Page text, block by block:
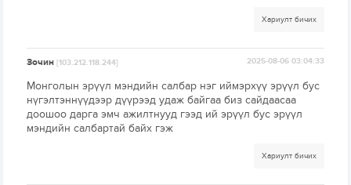
Хариулт бичих
Зочин[103.212.118.244] 2025-08-06 03:04:33
Монголын эрүүл мэндийн салбар нэг иймэрхүү эрүүл бус
нүгэлтэннүүдээр дүүрээд удаж байгаа биз сайдаасаа
доошоо дарга эмч ажилтнууд гээд ий эрүүл бус эрүүл
мэндийн салбартай байх гэж
Хариулт бичих